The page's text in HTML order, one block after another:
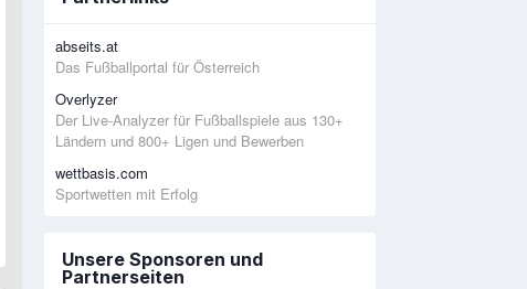
abseits.at
Das Fußballportal für Österreich
Overlyzer
Der Live-Analyzer für Fußballspiele aus 130+
Ländern und 800+ Ligen und Bewerben
wettbasis.com
Sportwetten mit Erfolg
Unsere Sponsoren und
Partnerseiten